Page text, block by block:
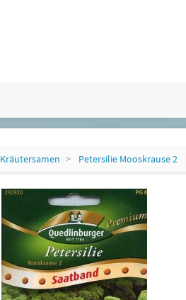
Kräutersamen Petersilie Mooskrause 2